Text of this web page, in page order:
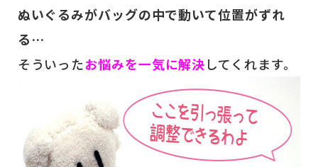
ぬいぐるみがバッグの中で動いて位置がずれ
る…
そういったお悩みを一気に解決してくれます。